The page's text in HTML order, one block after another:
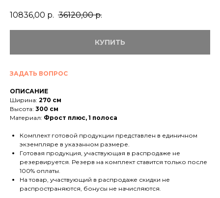
10836,00 р. 36120,00 р.
КУПИТЬ
ЗАДАТЬ ВОПРОС
ОПИСАНИЕ
Ширина: 270 см
Высота: 300 см
Материал: Фрост плюс, 1 полоса
Комплект готовой продукции представлен в единичном
экземпляре в указанном размере.
Готовая продукция, участвующая в распродаже не
резервируется. Резерв на комплект ставится только после
100% оплаты.
На товар, участвующий в распродаже скидки не
распространяются, бонусы не начисляются.